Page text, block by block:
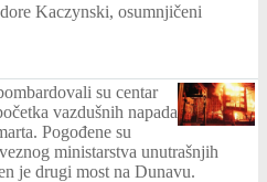
Kaczynski, osumnjičeni
su centar
vazdušnih napada
Pogođene su
ministarstva unutrašnjih
je drugi most na Dunavu.